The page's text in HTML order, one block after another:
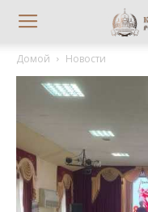
Домой Новости